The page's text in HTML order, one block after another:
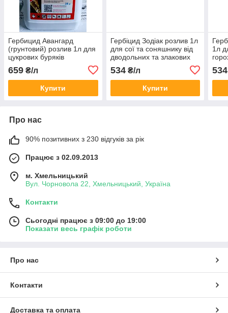
Гербицид Авангард
(грунтовий) розлив 1л для
цукрових буряків
соняшника ріпаку картоплі
метолахлор 960
659 ₴/л
Купити
Гербіцид Зодіак розлив 1л
для сої та соняшнику від
дводольних та злакових
бур’янів ( імазамокс, 40 г/
л)
534₴/л
Купити
1л
534
Про нас
90% позитивних з 230 відгуків за рік
Працює з 02.09.2013
м. Хмельницький
Вул. Чорновола 22, Хмельницький, Україна
Контакти
Сьогодні працює з 09:00 до 19:00
Показати весь графік роботи
Про нас
Контакти
Доставка та оплата